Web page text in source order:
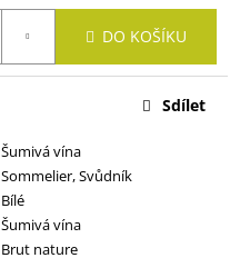
DO KOŠÍKU
Šumivá vína
Sommelier, Svůdník
Bílé
Šumivá vína
Brut nature
Sdílet